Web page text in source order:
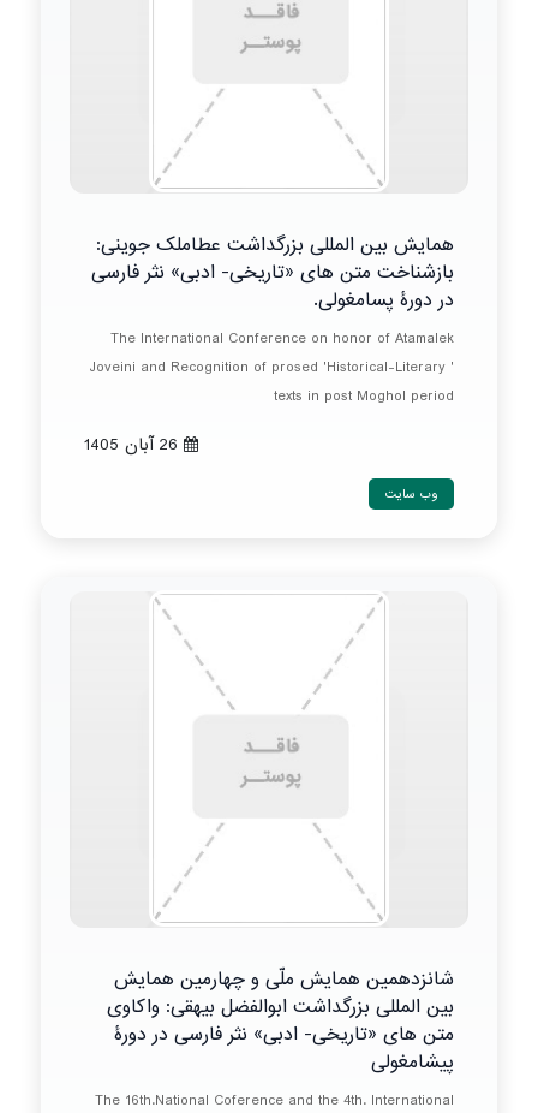
همایش بین المللی بزرگداشت عطاملک جوینی:
بازشناخت متن های «تاریخی- ادبی» نثر فارسی
در دورۀ پسامغولی.
The International Conference on honor of Atamalek
Joveini and Recognition of prosed 'Historical-Literary '
texts in post Moghol period
وب سایت
شانزدهمین همایش ملّی و چهارمین همایش
بین المللی بزرگداشت ابوالفضل بیهقی: واکاوی
متن های «تاریخی- ادبی» نثر فارسی در دورۀ
پیشامغولی
The 16th.National Coference and the 4th. International